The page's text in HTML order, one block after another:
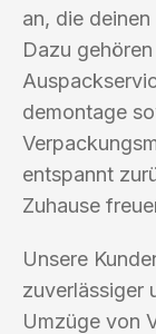
an, die
Dazu
demontage
entspannt
Zuhause
Unsere
zuverlässiger
Umzüge von